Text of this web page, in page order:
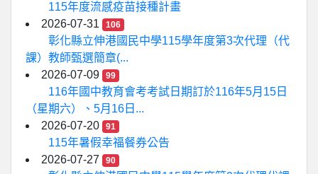
115年度流感疫苗接種計畫
2026-07-31
106
彰化縣立伸港國民中學115學年度第3次代理（代
課）教師甄選簡章(...
2026-07-09
99
116年國中教育會考考試日期訂於116年5月15日
（星期六）、5月16日...
2026-07-20
91
115年暑假幸福餐券公告
2026-07-27
90